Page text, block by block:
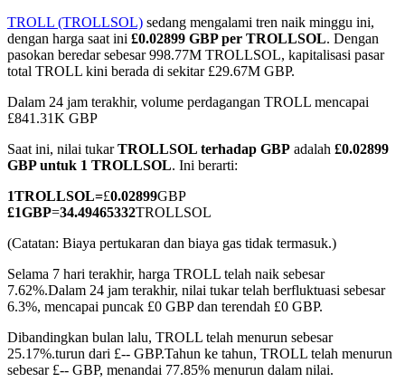
COIN-M Berjangka
Mata Uang Kripto Berjangka
TradFi
Derivatif saham, forex, logam mulia, dan komoditas
USDC Berjangka
Kontrak berjangka menggunakan USDC sebagai jaminannya
TROLL (TROLLSOL) sedang mengalami tren naik minggu ini,
dengan harga saat ini £0.02899 GBP per TROLLSOL. Dengan
pasokan beredar sebesar 998.77M TROLLSOL, kapitalisasi pasar
total TROLL kini berada di sekitar £29.67M GBP.
Dalam 24 jam terakhir, volume perdagangan TROLL mencapai
£841.31K GBP
Saat ini, nilai tukarTROLLSOL terhadap GBP adalah £0.02899
GBP untuk 1 TROLLSOL. Ini berarti:
1TROLLSOL=£0.02899GBP
£1GBP=34.49465332TROLLSOL
(Catatan: Biaya pertukaran dan biaya gas tidak termasuk.)
Selama 7 hari terakhir, harga TROLL telah naik sebesar
7.62%.Dalam 24 jam terakhir, nilai tukar telah berfluktuasi sebesar
6.3%, mencapai puncak £0 GBP dan terendah £0 GBP.
Dibandingkan bulan lalu, TROLL telah menurun sebesar
25.17%.turun dari £-- GBP.Tahun ke tahun, TROLL telah menurun
sebesar £-- GBP, menandai 77.85% menurun dalam nilai.